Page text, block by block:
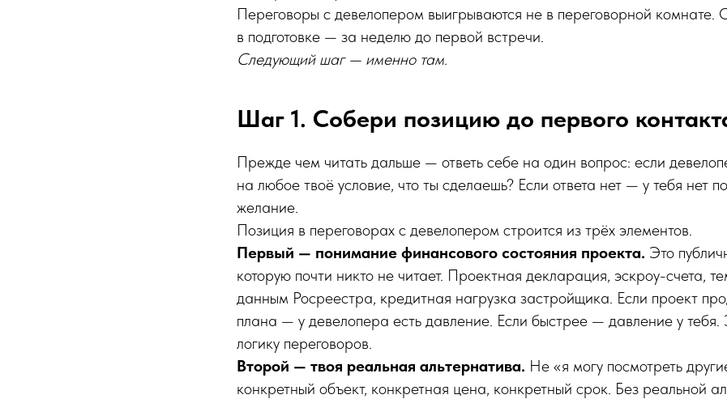
Переговоры с девелопером выигрываются не в переговорной комнате.
в подготовке — за неделю до первой встречи.
Следующий шаг — именно там.
Шаг 1. Собери позицию до первого
Прежде чем читать дальше — ответь себе на один вопрос: если
на любое твоё условие, что ты сделаешь? Если ответа нет — у тебя нет
желание.
Позиция в переговорах с девелопером строится из трёх элементов.
Первый — понимание финансового состояния проекта. Это
которую почти никто не читает. Проектная декларация, эскроу-счета,
данным Росреестра, кредитная нагрузка застройщика. Если проект
плана — у девелопера есть давление. Если быстрее — давление у тебя.
логику переговоров.
Второй — твоя реальная альтернатива. Не «я могу посмотреть
конкретный объект, конкретная цена, конкретный срок. Без реальной